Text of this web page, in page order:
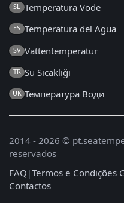
SL Temperatura Vode
ES Temperatura del Agua
SV Vattentemperatur
TR Su Sıcaklığı
UK Температура Води
2014 - 2026 ©
reservados
FAQ |Termos e Condições
Contactos